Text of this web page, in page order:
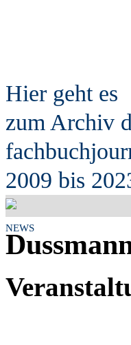
Hier geht es
zum Archiv
fachb
2009 bis
NEWS